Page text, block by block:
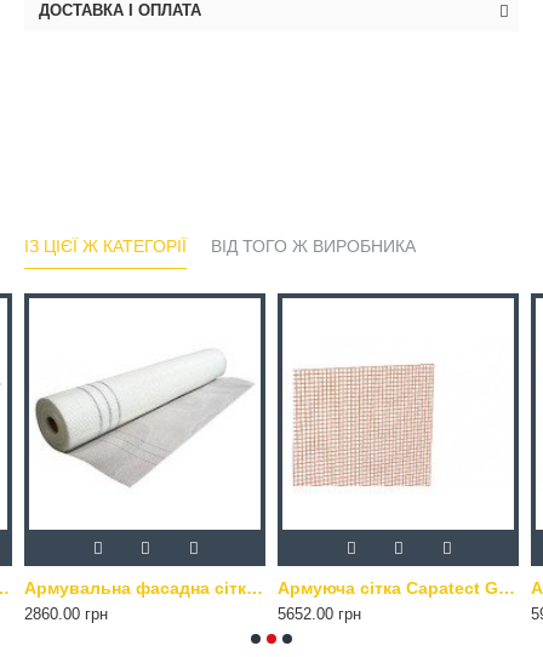
ДОСТАВКА І ОПЛАТА
ІЗ ЦІЄЇ Ж КАТЕГОРІЇ ВІД ТОГО Ж ВИРОБНИКА
щільність 160 г/м2, 50 м2 Армувальна фасадна сітка CRYSTAL DECOR щільність 165 г/м2, 55 м2
2860.00 грн
Армуюча сітка Capatect Gewebe 645/110 55 м2 помаранчева
5652.00 грн